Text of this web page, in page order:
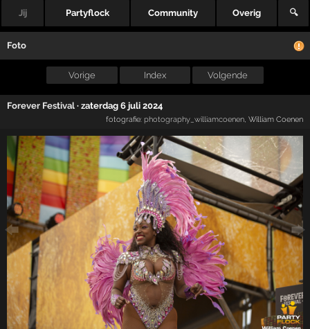
Jij Partyflock Community Overig 🔍
Foto
Vorige Index Volgende
Forever Festival ·zaterdag 6 juli 2024
fotografie: photography_williamcoenen, William Coenen